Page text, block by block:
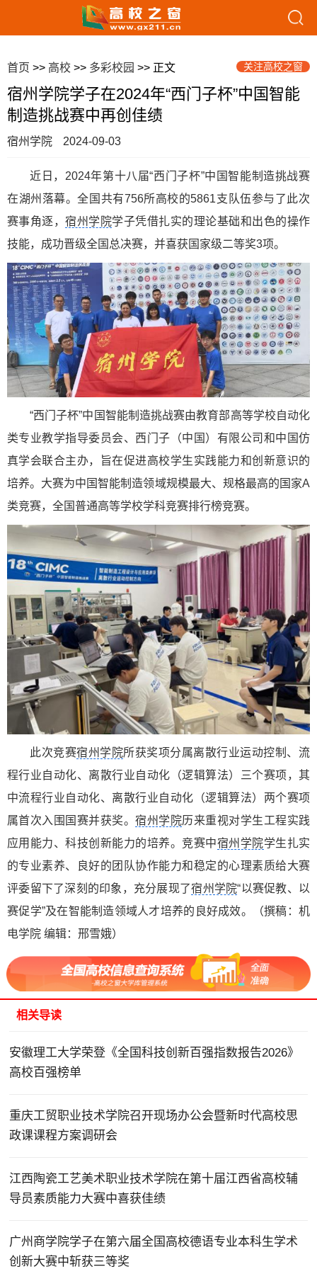
首页 >> 高校 >> 多彩校园 >> 正文 关注高校之窗
宿州学院学子在2024年“西门子杯”中国智能
制造挑战赛中再创佳绩
宿州学院 2024-09-03
近日，2024年第十八届“西门子杯”中国智能制造挑战赛
在湖州落幕。全国共有756所高校的5861支队伍参与了此次
赛事角逐，宿州学院学子凭借扎实的理论基础和出色的操作
技能，成功晋级全国总决赛，并喜获国家级二等奖3项。
“西门子杯”中国智能制造挑战赛由教育部高等学校自动化
类专业教学指导委员会、西门子（中国）有限公司和中国仿
真学会联合主办，旨在促进高校学生实践能力和创新意识的
培养。大赛为中国智能制造领域规模最大、规格最高的国家A
类竞赛，全国普通高等学校学科竞赛排行榜竞赛。
此次竞赛宿州学院所获奖项分属离散行业运动控制、流
程行业自动化、离散行业自动化（逻辑算法）三个赛项，其
中流程行业自动化、离散行业自动化（逻辑算法）两个赛项
属首次入围国赛并获奖。宿州学院历来重视对学生工程实践
应用能力、科技创新能力的培养。竞赛中宿州学院学生扎实
的专业素养、良好的团队协作能力和稳定的心理素质给大赛
评委留下了深刻的印象，充分展现了宿州学院“以赛促教、以
赛促学”及在智能制造领域人才培养的良好成效。（撰稿：机
电学院 编辑：邢雪娥）
相关导读
安徽理工大学荣登《全国科技创新百强指数报告2026》
高校百强榜单
重庆工贸职业技术学院召开现场办公会暨新时代高校思
政课课程方案调研会
江西陶瓷工艺美术职业技术学院在第十届江西省高校辅
导员素质能力大赛中喜获佳绩
广州商学院学子在第六届全国高校德语专业本科生学术
创新大赛中斩获三等奖